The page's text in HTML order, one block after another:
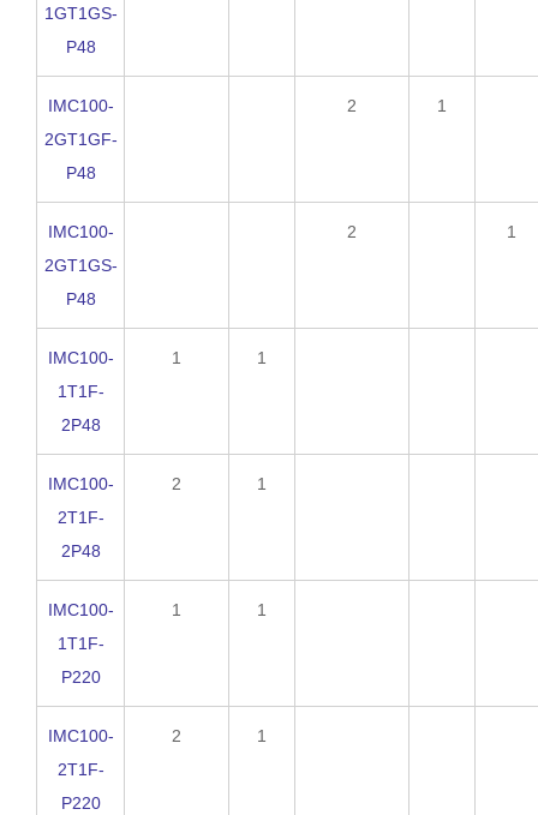
1GT1GS-
P48
IMC100-
2GT1GF-
P48
2 1
IMC100-
2GT1GS-
P48
2 1
IMC100-
1T1F-
2P48
1 1
IMC100-
2T1F-
2P48
2 1
IMC100-
1T1F-
P220
1 1
IMC100-
2T1F-
P220
2 1